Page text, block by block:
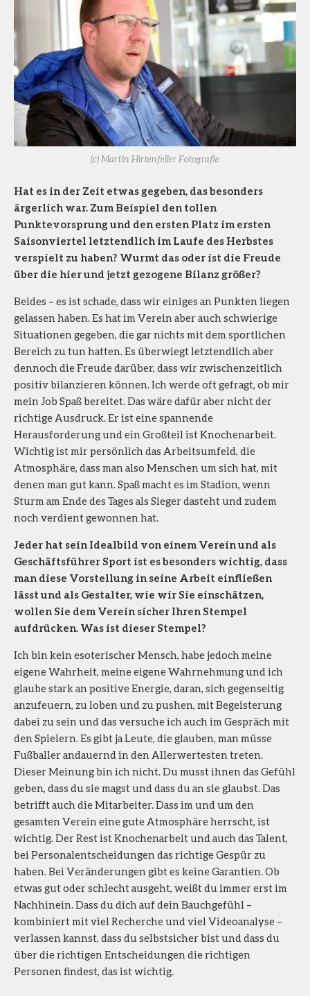
(c) Martin Hirtenfeller Fotografie
Hat es in der Zeit etwas gegeben, das besonders
ärgerlich war. Zum Beispiel den tollen
Punktevorsprung und den ersten Platz im ersten
Saisonviertel letztendlich im Laufe des Herbstes
verspielt zu haben? Wurmt das oder ist die Freude
über die hier und jetzt gezogene Bilanz größer?
Beides – es ist schade, dass wir einiges an Punkten liegen
gelassen haben. Es hat im Verein aber auch schwierige
Situationen gegeben, die gar nichts mit dem sportlichen
Bereich zu tun hatten. Es überwiegt letztendlich aber
dennoch die Freude darüber, dass wir zwischenzeitlich
positiv bilanzieren können. Ich werde oft gefragt, ob mir
mein Job Spaß bereitet. Das wäre dafür aber nicht der
richtige Ausdruck. Er ist eine spannende
Herausforderung und ein Großteil ist Knochenarbeit.
Wichtig ist mir persönlich das Arbeitsumfeld, die
Atmosphäre, dass man also Menschen um sich hat, mit
denen man gut kann. Spaß macht es im Stadion, wenn
Sturm am Ende des Tages als Sieger dasteht und zudem
noch verdient gewonnen hat.
Jeder hat sein Idealbild von einem Verein und als
Geschäftsführer Sport ist es besonders wichtig, dass
man diese Vorstellung in seine Arbeit einfließen
lässt und als Gestalter, wie wir Sie einschätzen,
wollen Sie dem Verein sicher Ihren Stempel
aufdrücken. Was ist dieser Stempel?
Ich bin kein esoterischer Mensch, habe jedoch meine
eigene Wahrheit, meine eigene Wahrnehmung und ich
glaube stark an positive Energie, daran, sich gegenseitig
anzufeuern, zu loben und zu pushen, mit Begeisterung
dabei zu sein und das versuche ich auch im Gespräch mit
den Spielern. Es gibt ja Leute, die glauben, man müsse
Fußballer andauernd in den Allerwertesten treten.
Dieser Meinung bin ich nicht. Du musst ihnen das Gefühl
geben, dass du sie magst und dass du an sie glaubst. Das
betrifft auch die Mitarbeiter. Dass im und um den
gesamten Verein eine gute Atmosphäre herrscht, ist
wichtig. Der Rest ist Knochenarbeit und auch das Talent,
bei Personalentscheidungen das richtige Gespür zu
haben. Bei Veränderungen gibt es keine Garantien. Ob
etwas gut oder schlecht ausgeht, weißt du immer erst im
Nachhinein. Dass du dich auf dein Bauchgefühl –
kombiniert mit viel Recherche und viel Videoanalyse –
verlassen kannst, dass du selbstsicher bist und dass du
über die richtigen Entscheidungen die richtigen
Personen findest, das ist wichtig.